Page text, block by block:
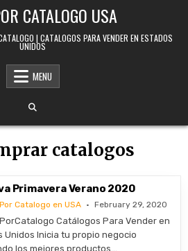
CATALOGO USA
| CATALOGOS PARA VENDER EN ESTADOS
UNIDOS
MENU
catalogos
Primavera Verano 2020
Catalogo en USA February 29, 2020
Catálogos Para Vender en
Unidos Inicia tu propio negocio
los mejores productos…